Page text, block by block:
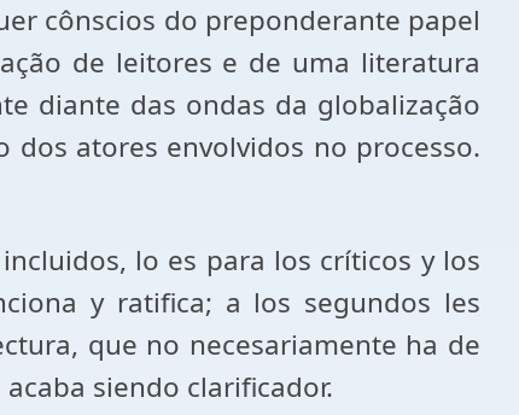
cônscios do preponderante papel
de leitores e de uma literatura
diante das ondas da globalização
atores envolvidos no processo.
lo es para los críticos y los
y ratifica; a los segundos les
que no necesariamente ha de
siendo clarificador.